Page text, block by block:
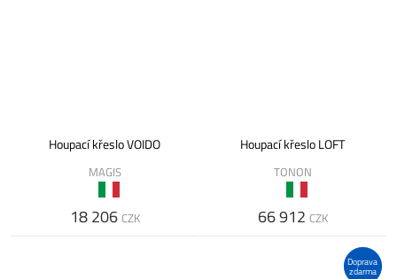
Houpací křeslo VOIDO
MAGIS
18 206 CZK
Houpací křeslo LOFT
TONON
66 912 CZK
Doprava
zdarma